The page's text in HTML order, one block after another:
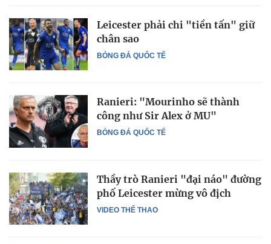
BÓNG ĐÁ QUỐC TẾ
Leicester phải chi "tiền tấn" giữ
chân sao
BÓNG ĐÁ QUỐC TẾ
Ranieri: "Mourinho sẽ thành
công như Sir Alex ở MU"
VIDEO THỂ THAO
Thầy trò Ranieri "đại náo" đường
phố Leicester mừng vô địch